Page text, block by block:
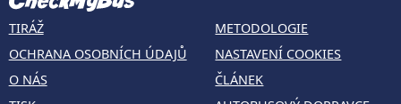
TIRÁŽ
OCHRANA OSOBNÍCH ÚDAJŮ
O NÁS
METODOLOGIE
NASTAVENÍ COOKIES
ČLÁNEK